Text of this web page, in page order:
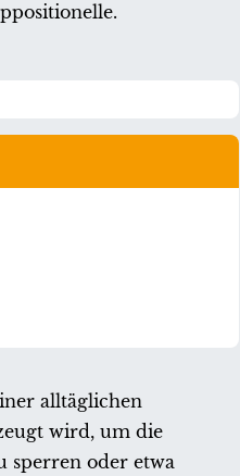
alltäglichen
wird, um die
sperren oder etwa